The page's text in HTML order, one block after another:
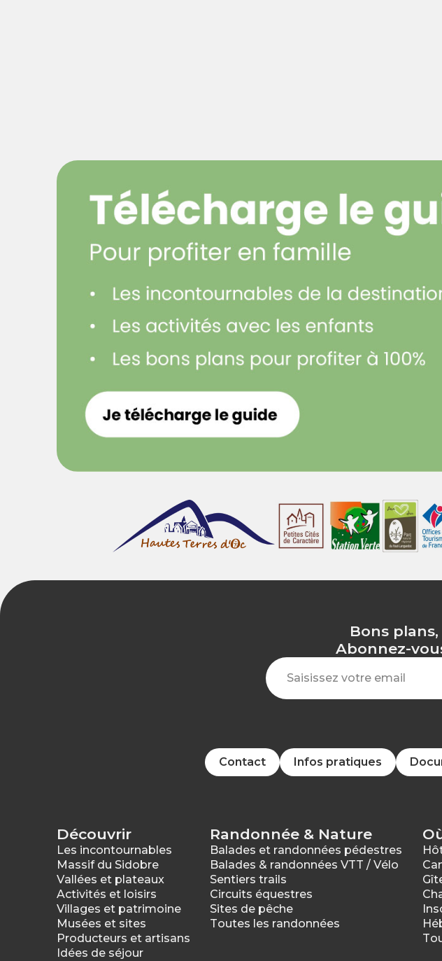
Bons
Abonnez-
Contact Infos pratiques
Découvrir
Les incontournables
Massif du Sidobre
Vallées et plateaux
Activités et loisirs
Villages et patrimoine
Musées et sites
Producteurs et artisans
Idées de séjour
Randonnée & Nature
Balades et randonnées pédestres
Balades & randonnées VTT / Vélo
Sentiers trails
Circuits équestres
Sites de pêche
Toutes les randonnées